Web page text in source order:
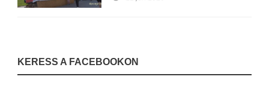
KERESS A FACEBOOKON